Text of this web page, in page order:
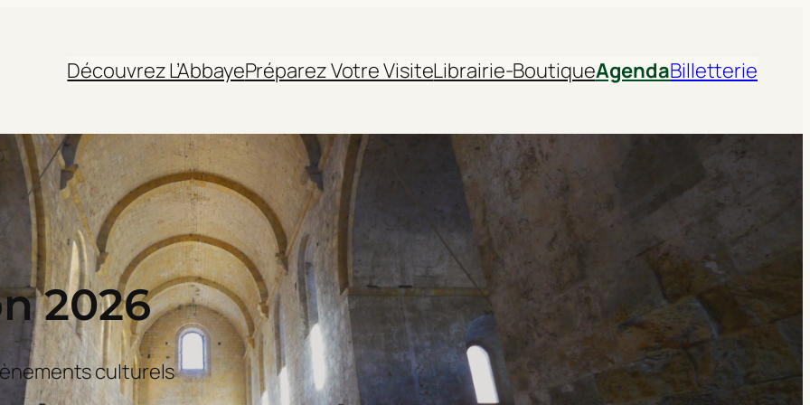
Découvrez L’AbbayePréparez Votre VisiteLibrairie-BoutiqueAgendaBilletterie
2026
culturels